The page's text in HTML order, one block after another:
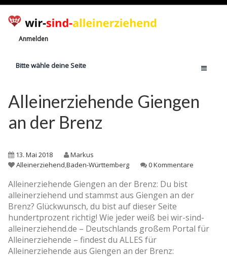
Anmelden
Bitte wähle deine Seite
Jetzt registrieren!
Ratgeber
Finanzielle Hilfe
Wissen
Rechte
Alleinerziehende Giengen
an der Brenz
13. Mai 2018
Markus
Alleinerziehend,Baden-Württemberg 0 Kommentare
Alleinerziehende Giengen an der Brenz: Du bist
alleinerziehend und stammst aus Giengen an der
Brenz? Glückwunsch, du bist auf dieser Seite
hundertprozent richtig! Wie jeder weiß bei wir-sind-
alleinerziehend.de – Deutschlands großem Portal für
Alleinerziehende – findest du ALLES für
Alleinerziehende aus Giengen an der Brenz: